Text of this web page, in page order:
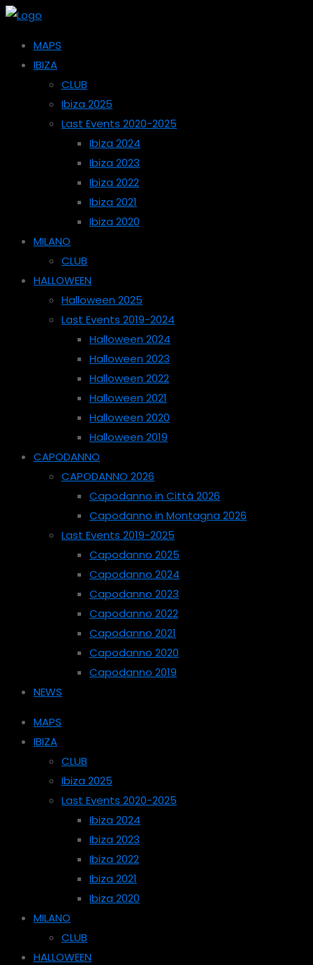
MAPS
IBIZA
CLUB
Ibiza 2025
Last Events 2020-2025
Ibiza 2024
Ibiza 2023
Ibiza 2022
Ibiza 2021
Ibiza 2020
MILANO
CLUB
HALLOWEEN
Halloween 2025
Last Events 2019-2024
Halloween 2024
Halloween 2023
Halloween 2022
Halloween 2021
Halloween 2020
Halloween 2019
CAPODANNO
CAPODANNO 2026
Capodanno in Città 2026
Capodanno in Montagna 2026
Last Events 2019-2025
Capodanno 2025
Capodanno 2024
Capodanno 2023
Capodanno 2022
Capodanno 2021
Capodanno 2020
Capodanno 2019
NEWS
MAPS
IBIZA
CLUB
Ibiza 2025
Last Events 2020-2025
Ibiza 2024
Ibiza 2023
Ibiza 2022
Ibiza 2021
Ibiza 2020
MILANO
CLUB
HALLOWEEN